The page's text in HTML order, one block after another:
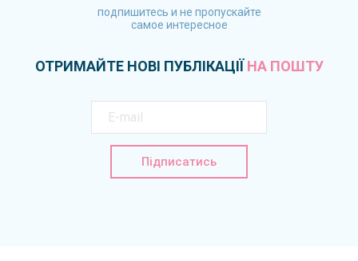
подпишитесь и не пропускайте
самое интересное
ОТРИМАЙТЕ НОВІ ПУБЛІКАЦІЇНА ПОШТУ
Підписатись